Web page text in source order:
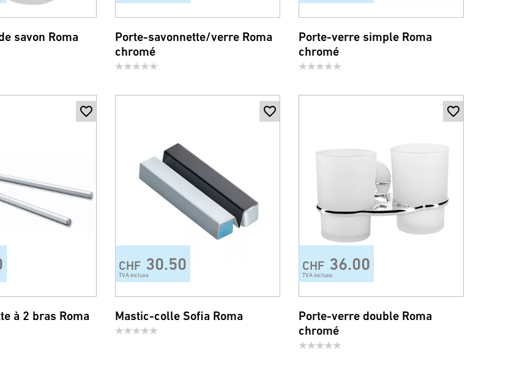
savon Roma
Porte-savonnette/verre Roma
chromé
Porte-verre simple Roma
chromé
à 2 bras Roma
CHF 30.50
TVA incluse
Mastic-colle Sofia Roma
CHF 36.00
TVA incluse
Porte-verre double Roma
chromé